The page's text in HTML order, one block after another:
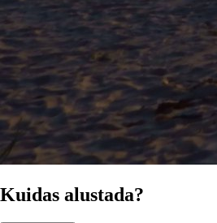
Kuidas alustada?